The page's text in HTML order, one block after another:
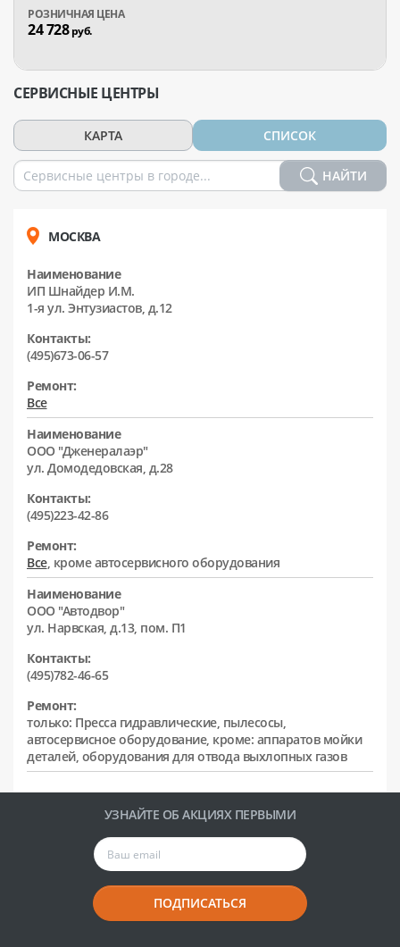
24 728руб.
СЕРВИСНЫЕ ЦЕНТРЫ
КАРТА СПИСОК
НАЙТИ
МОСКВА
Наименование
ИП Шнайдер И.М.
1-я ул. Энтузиастов, д.12
Контакты:
(495)673-06-57
Ремонт:
Все
Наименование
ООО "Дженералаэр"
ул. Домодедовская, д.28
Контакты:
(495)223-42-86
Ремонт:
Все, кроме автосервисного оборудования
Наименование
ООО "Автодвор"
ул. Нарвская, д.13, пом. П1
Контакты:
(495)782-46-65
Ремонт:
только: Пресса гидравлические, пылесосы,
автосервисное оборудование, кроме: аппаратов мойки
деталей, оборудования для отвода выхлопных газов
УЗНАЙТЕ ОБ АКЦИЯХ ПЕРВЫМИ
ПОДПИСАТЬСЯ